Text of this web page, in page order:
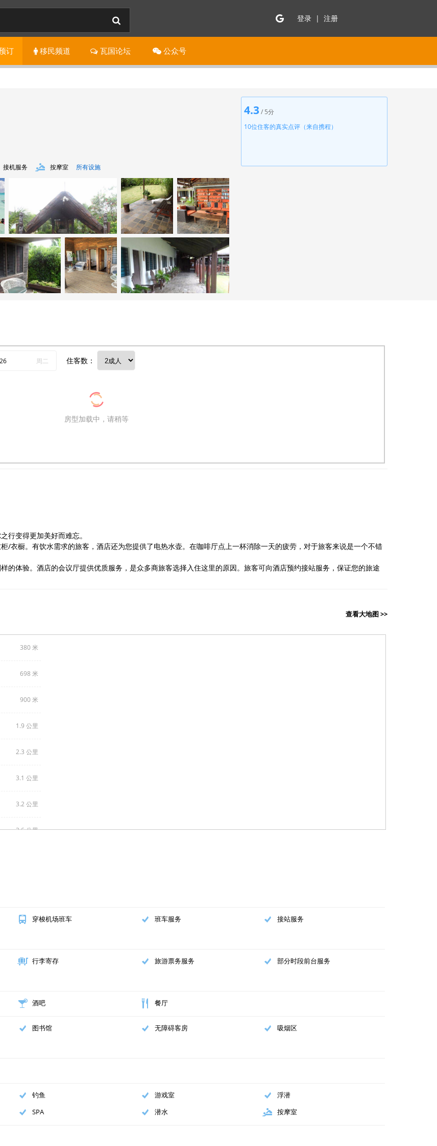
登录 | 注册
订 移民频道 瓦国论坛 公众号
接机服务 按摩室 所有设施
4.3/ 5分
10位住客的真实点评（来自携程）
周二 住客数：
房型加载中，请稍等
行变得更加美好而难忘。
/衣橱。有饮水需求的旅客，酒店还为您提供了电热水壶。在咖啡厅点上一杯消除一天的疲劳，对于旅客来说是一个不错
的体验。酒店的会议厅提供优质服务，是众多商旅客选择入住这里的原因。旅客可向酒店预约接站服务，保证您的旅途
查看大地图 >>
380 米
698 米
900 米
1.9 公里
2.3 公里
3.1 公里
3.2 公里
3.6 公里
8.2 公里
10.8 公里
11.1 公里
穿梭机场班车 班车服务
接站服务
行李寄存 旅游票务服务
部分时段前台服务
酒吧 餐厅
图书馆 无障碍客房
吸烟区
钓鱼 游戏室
浮潜
SPA 潜水 按摩室